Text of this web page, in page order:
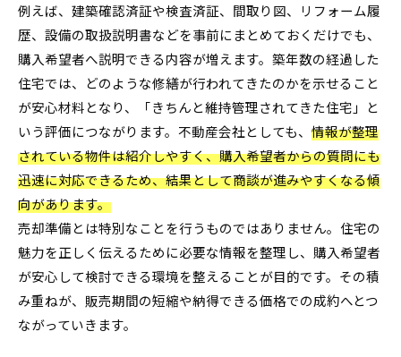
例えば、建築確認済証や検査済証、間取り図、リフォーム履
歴、設備の取扱説明書などを事前にまとめておくだけでも、
購入希望者へ説明できる内容が増えます。築年数の経過した
住宅では、どのような修繕が行われてきたのかを示せること
が安心材料となり、「きちんと維持管理されてきた住宅」と
いう評価につながります。不動産会社としても、 情報が整理
されている物件は紹介しやすく、購入希望者からの質問にも
迅速に対応できるため、結果として商談が進みやすくなる傾
向があります。
売却準備とは特別なことを行うものではありません。住宅の
魅力を正しく伝えるために必要な情報を整理し、購入希望者
が安心して検討できる環境を整えることが目的です。その積
み重ねが、販売期間の短縮や納得できる価格での成約へとつ
ながっていきます。